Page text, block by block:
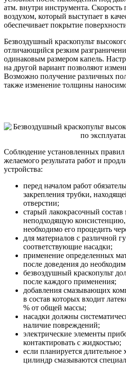
атм. внутри инструмента. Скорость
воздухом, который выступает в
обеспечивает покрытие
Безвоздушный краскопульт
отличающийся резким
одинаковым размером капель.
на другой вариант позволяют
Возможно получение различных
также изменение толщины
Соблюдение установленных правил
желаемого результата работ и
устройства:
перед началом работ
закрепления трубки,
отверстии;
старый лакокрасочный
неподходящую консистенцию,
необходимо его процедить
для материалов с различной
соответствующие насадки;
применение определенных
после доведения до
безвоздушный краскопульт
после каждого применения;
добавления смазывающих
в состав которых входит
% от общей массы;
насадки должны
наличие повреждений;
электрические элементы
контактировать с жидкостью;
если планируется
цилиндр смазываются